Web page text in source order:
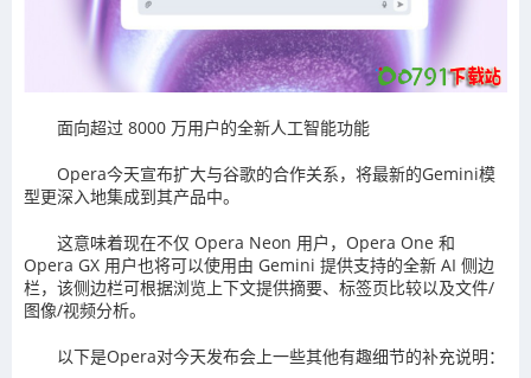
面向超过 8000 万用户的全新人工智能功能
Opera今天宣布扩大与谷歌的合作关系，将最新的Gemini模
型更深入地集成到其产品中。
这意味着现在不仅 Opera Neon 用户，Opera One 和
Opera GX 用户也将可以使用由 Gemini 提供支持的全新 AI 侧边
栏，该侧边栏可根据浏览上下文提供摘要、标签页比较以及文件/
图像/视频分析。
以下是Opera对今天发布会上一些其他有趣细节的补充说明：